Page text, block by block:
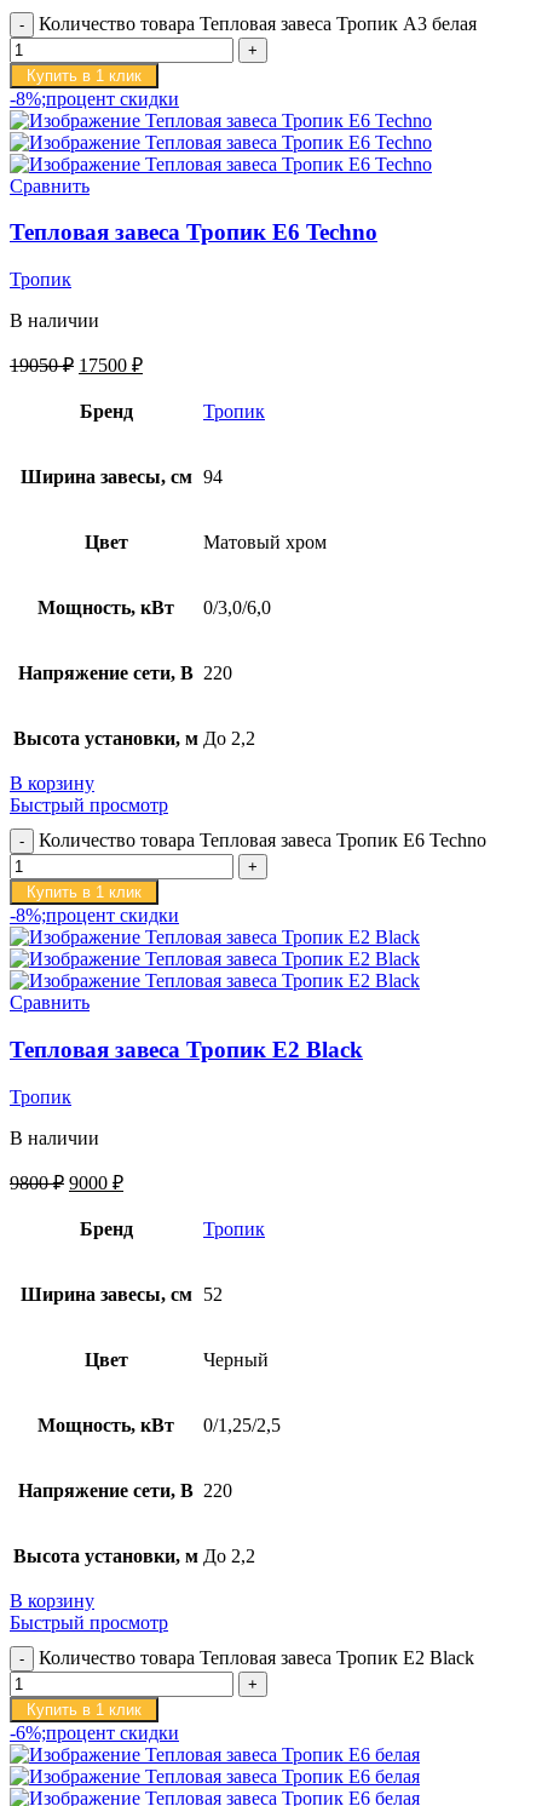
Количество товара Тепловая завеса Тропик А3 белая
Купить в 1 клик
-8%;процент скидки
Сравнить
Тепловая завеса Тропик E6 Techno
Тропик
В наличии
19050₽ 17500 ₽
Бренд Тропик
Ширина завесы, см 94
Цвет Матовый хром
Мощность, кВт 0/3,0/6,0
Напряжение сети, В 220
Высота установки, м До 2,2
В корзину
Быстрый просмотр
Количество товара Тепловая завеса Тропик E6 Techno
Купить в 1 клик
-8%;процент скидки
Сравнить
Тепловая завеса Тропик E2 Black
Тропик
В наличии
9800₽ 9000 ₽
Бренд Тропик
Ширина завесы, см 52
Цвет Черный
Мощность, кВт 0/1,25/2,5
Напряжение сети, В 220
Высота установки, м До 2,2
В корзину
Быстрый просмотр
Количество товара Тепловая завеса Тропик E2 Black
Купить в 1 клик
-6%;процент скидки